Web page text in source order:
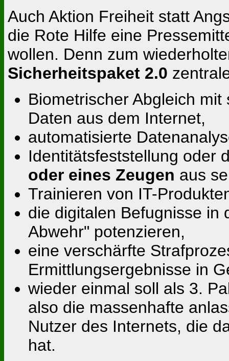
Auch Aktion Freiheit statt
die Rote Hilfe eine
wollen. Denn zum
Sicherheitspaket 2.0
Biometrischer Abgleich
Daten aus dem Internet,
automatisierte
Identitätsfeststellung oder
oder eines Zeugen aus
Trainieren von IT-
die digitalen Befugnisse in
Abwehr" potenzieren,
eine verschärfte
Ermittlungsergebnisse in
wieder einmal soll als 3.
also die massenhafte
Nutzer des Internets, die
hat.